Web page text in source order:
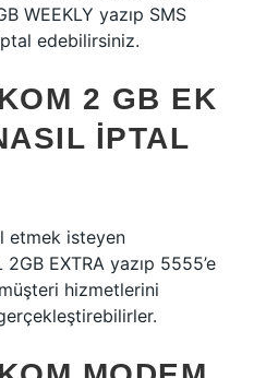
WEEKLY yazıp SMS
edebilirsiniz.
2 GB EK
İPTAL
etmek isteyen
EXTRA yazıp 5555’e
hizmetlerini